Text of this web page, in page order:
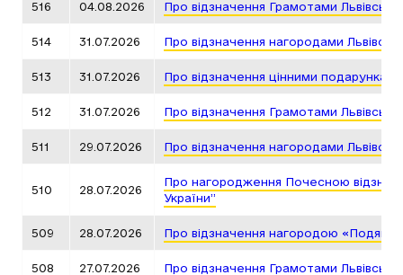
516 04.08.2026 Про відзначення Грамотами
514 31.07.2026 Про відзначення нагородами
513 31.07.2026 Про відзначення цінними
512 31.07.2026 Про відзначення Грамотами
511 29.07.2026 Про відзначення нагородами
510 28.07.2026
Про нагородження Почесною
України”
509 28.07.2026 Про відзначення нагородою «Подяка
508 27.07.2026 Про відзначення Грамотами